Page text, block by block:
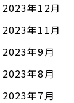
2023年12月
2023年11月
2023年9月
2023年8月
2023年7月